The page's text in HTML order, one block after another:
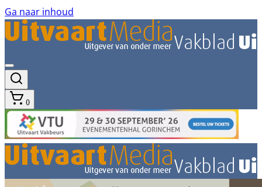
Ga naar inhoud
0